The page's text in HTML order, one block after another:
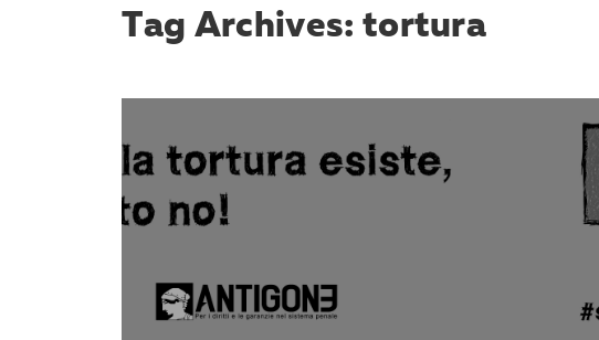
Tag Archives: tortura